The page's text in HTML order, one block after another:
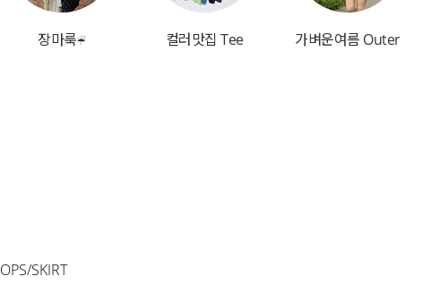
장마룩☔ 컬러맛집 Tee 가벼운여름 Outer
OPS/SKIRT